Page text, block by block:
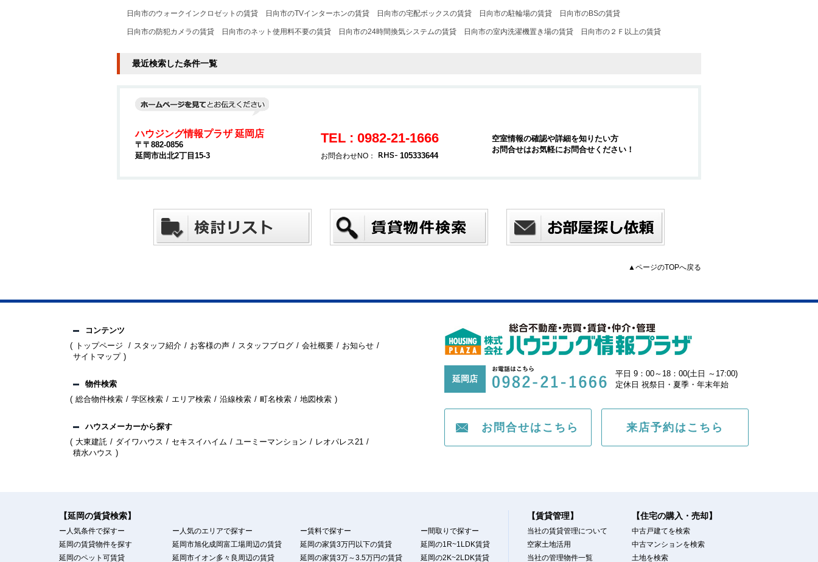
日向市のウォークインクロゼットの賃貸 日向市のTVインターホンの賃貸 日向市の宅配ボックスの賃貸 日向市の駐輪場の賃貸 日向市のBSの賃貸
日向市の防犯カメラの賃貸 日向市のネット使用料不要の賃貸 日向市の24時間換気システムの賃貸 日向市の室内洗濯機置き場の賃貸 日向市の２Ｆ以上の賃貸
最近検索した条件一覧
ハウジング情報プラザ 延岡店
〒〒882-0856
延岡市出北2丁目15-3
TEL : 0982-21-1666
お問合わせNO： 105333644
空室情報の確認や詳細を知りたい方
お問合せはお気軽にお問合せください！
▲ページのTOPへ戻る
コンテンツ
トップページ
スタッフ紹介 お客様の声 スタッフブログ 会社概要
お知らせ
サイトマップ
物件検索
総合物件検索
学区検索 エリア検索 沿線検索 町名検索 地図検索
ハウスメーカーから探す
大東建託
ダイワハウス セキスイハイム ユーミーマンション
レオパレス21
積水ハウス
延岡店
平日 9：00～18：00(土日 ～17:00)
定休日 祝祭日・夏季・年末年始
お問合せはこちら 来店予約はこちら
【延岡の賃貸検索】
ー人気条件で探すー
延岡の賃貸物件を探す
延岡のペット可賃貸
ー人気のエリアで探すー
延岡市旭化成岡富工場周辺の賃貸
延岡市イオン多々良周辺の賃貸
ー賃料で探すー
延岡の家賃3万円以下の賃貸
延岡の家賃3万～3.5万円の賃貸
ー間取りで探すー
延岡の1R~1LDK賃貸
延岡の2K~2LDK賃貸
【賃貸管理】
当社の賃貸管理について
空家土地活用
当社の管理物件一覧
【住宅の購入・売却】
中古戸建てを検索
中古マンションを検索
土地を検索